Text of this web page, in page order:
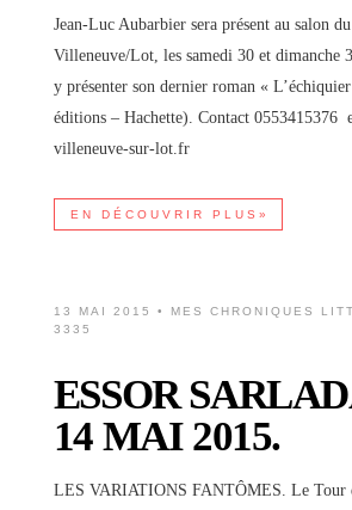
Jean-Luc Aubarbier sera présent au salon
Villeneuve/Lot, les samedi 30 et dimanche
y présenter son dernier roman «
éditions – Hachette). Contact 0553415376
villeneuve-sur-lot.fr
EN DÉCOUVRIR PLUS»
13 MAI 2015 • MES CHRONIQUES
3335
ESSOR
14 MAI 2015.
LES VARIATIONS FANTÔMES. Le